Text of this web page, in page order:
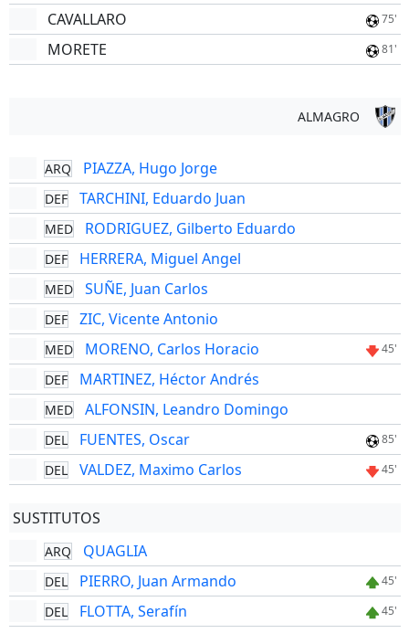
CAVALLARO 75'
MORETE 81'
ALMAGRO
ARQ PIAZZA, Hugo Jorge
DEF TARCHINI, Eduardo Juan
MED RODRIGUEZ, Gilberto Eduardo
DEF HERRERA, Miguel Angel
MED SUÑE, Juan Carlos
DEF ZIC, Vicente Antonio
MED MORENO, Carlos Horacio 45'
DEF MARTINEZ, Héctor Andrés
MED ALFONSIN, Leandro Domingo
DEL FUENTES, Oscar 85'
DEL VALDEZ, Maximo Carlos 45'
SUSTITUTOS
ARQ QUAGLIA
DEL PIERRO, Juan Armando 45'
DEL FLOTTA, Serafín 45'